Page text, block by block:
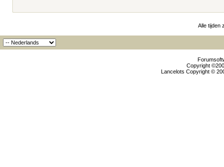
Alle tijden
Copyright
Lancelots Copyright ©